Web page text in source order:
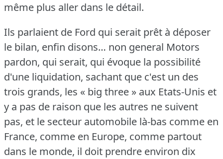
même plus aller dans le détail.
Ils parlaient de Ford qui serait prêt à déposer
le bilan, enfin disons… non general Motors
pardon, qui serait, qui évoque la possibilité
d'une liquidation, sachant que c'est un des
trois grands, les « big three » aux Etats-Unis et
y a pas de raison que les autres ne suivent
pas, et le secteur automobile là-bas comme en
France, comme en Europe, comme partout
dans le monde, il doit prendre environ dix